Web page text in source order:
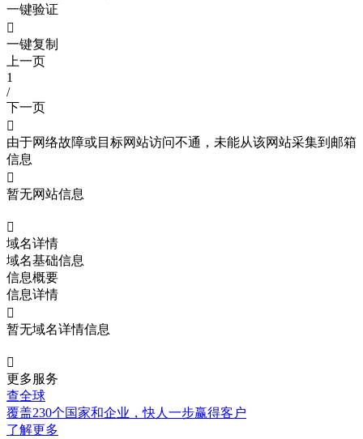
一键验证

一键复制
上一页
1
/
下一页

由于网络故障或目标网站访问不通，未能从该网站采集到邮箱
信息

暂无网站信息

域名详情
域名基础信息
信息概要
信息详情

暂无域名详情信息

更多服务
查全球
覆盖230个国家和企业，快人一步赢得客户
了解更多